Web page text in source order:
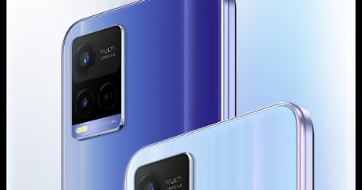
Serbia | Izaberite zemlju/region